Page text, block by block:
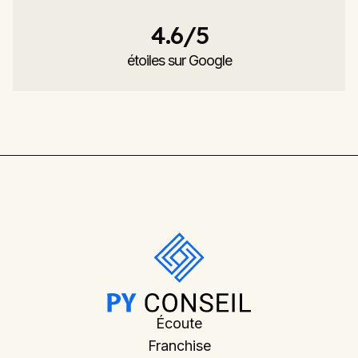
étoiles sur Google
4.6/5
Écoute
Franchise